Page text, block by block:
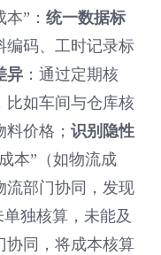
本”：统一数据标
编码、工时记录标
异 ：通过定期核
比如车间与仓库核
料价格；识别隐性
本”（如物流成
流部门协同，发现
独核算，未能及
协同，将成本核算